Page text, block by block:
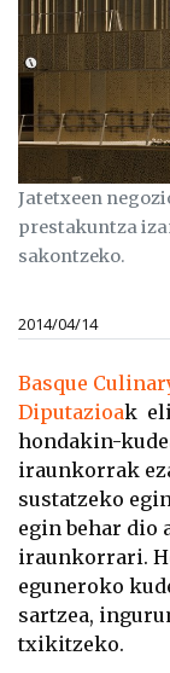
Jatetxeen
prestakuntza
sakontzeko.
2014/04/14
Basque
Diputazioak
hondakin-
iraunkorrak
sustatzeko
egin behar dio
iraunkorrari.
eguneroko
sartzea,
txikitzeko.